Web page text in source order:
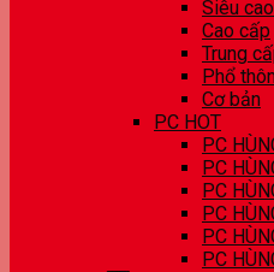
Siêu
Cao cấp
Trung
Phổ
Cơ bản
PC HOT
PC
PC
PC
PC
PC
PC